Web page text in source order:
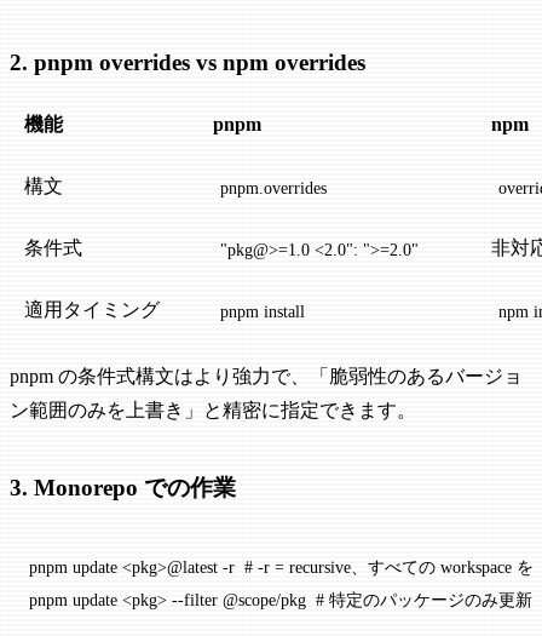
2. pnpm overrides vs npm overrides
機能 pnpm npm
構文 pnpm.overrides
条件式 "pkg@>=1.0 <2.0": ">=2.0" 非対
適用タイミング pnpm install npm
pnpm の条件式構文はより強力で、「脆弱性のあるバージョ
ン範囲のみを上書き」と精密に指定できます。
3. Monorepo での作業
pnpm update <pkg>@latest -r
# -r = recursive、すべての workspace を
pnpm update <pkg> --filter @scope/pkg
  # 特定のパッケージのみ更新